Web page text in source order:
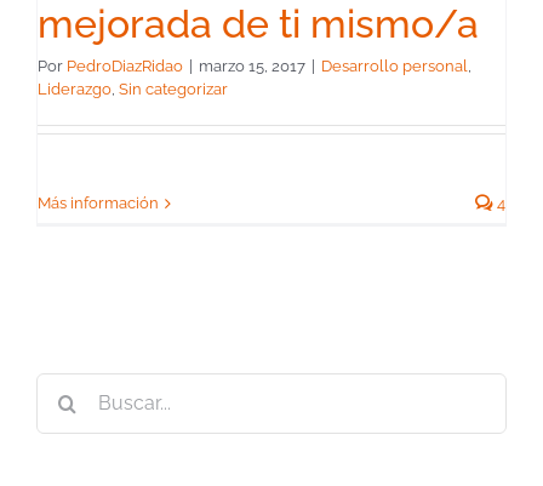
mejorada de ti mismo/a
Por PedroDiazRidao marzo 15, 2017 Desarrollo personal,
Liderazgo, Sin categorizar
Más información 4